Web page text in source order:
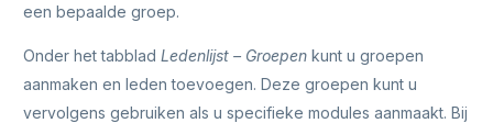
een bepaalde groep.
Onder het tabbladLedenlijst – Groepen kunt u groepen
aanmaken en leden toevoegen. Deze groepen kunt u
vervolgens gebruiken als u specifieke modules aanmaakt. Bij